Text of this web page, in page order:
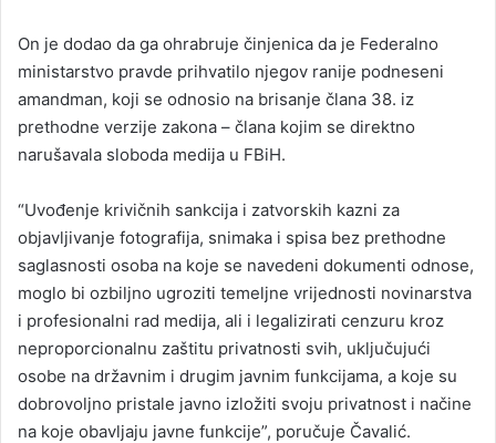
On je dodao da ga ohrabruje činjenica da je Federalno
ministarstvo pravde prihvatilo njegov ranije podneseni
amandman, koji se odnosio na brisanje člana 38. iz
prethodne verzije zakona – člana kojim se direktno
narušavala sloboda medija u FBiH.
“Uvođenje krivičnih sankcija i zatvorskih kazni za
objavljivanje fotografija, snimaka i spisa bez prethodne
saglasnosti osoba na koje se navedeni dokumenti odnose,
moglo bi ozbiljno ugroziti temeljne vrijednosti novinarstva
i profesionalni rad medija, ali i legalizirati cenzuru kroz
neproporcionalnu zaštitu privatnosti svih, uključujući
osobe na državnim i drugim javnim funkcijama, a koje su
dobrovoljno pristale javno izložiti svoju privatnost i načine
na koje obavljaju javne funkcije”, poručuje Čavalić.